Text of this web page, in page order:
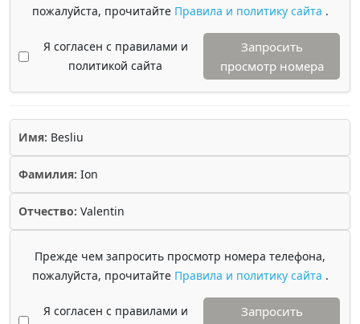
пожалуйста, прочитайте Правила и политику сайта .
Я согласен с правилами и
политикой сайта
Запросить
просмотр номера
Имя: Besliu
Фамилия: Ion
Отчество: Valentin
Прежде чем запросить просмотр номера телефона,
пожалуйста, прочитайте Правила и политику сайта .
Я согласен с правилами и
Запросить